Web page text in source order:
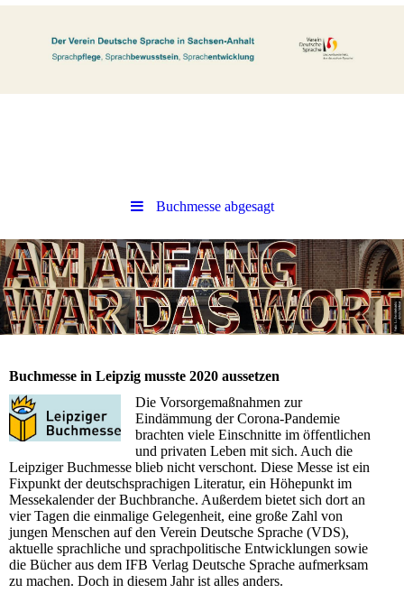
Buchmesse abgesagt
Buchmesse in Leipzig musste 2020 aussetzen
Die Vorsorgemaßnahmen zur
Eindämmung der Corona-Pandemie
brachten viele Einschnitte im öffentlichen
und privaten Leben mit sich. Auch die
Leipziger Buchmesse blieb nicht verschont. Diese Messe ist ein
Fixpunkt der deutschsprachigen Literatur, ein Höhepunkt im
Messekalender der Buchbranche. Außerdem bietet sich dort an
vier Tagen die einmalige Gelegenheit, eine große Zahl von
jungen Menschen auf den Verein Deutsche Sprache (VDS),
aktuelle sprachliche und sprachpolitische Entwicklungen sowie
die Bücher aus dem IFB Verlag Deutsche Sprache aufmerksam
zu machen. Doch in diesem Jahr ist alles anders.